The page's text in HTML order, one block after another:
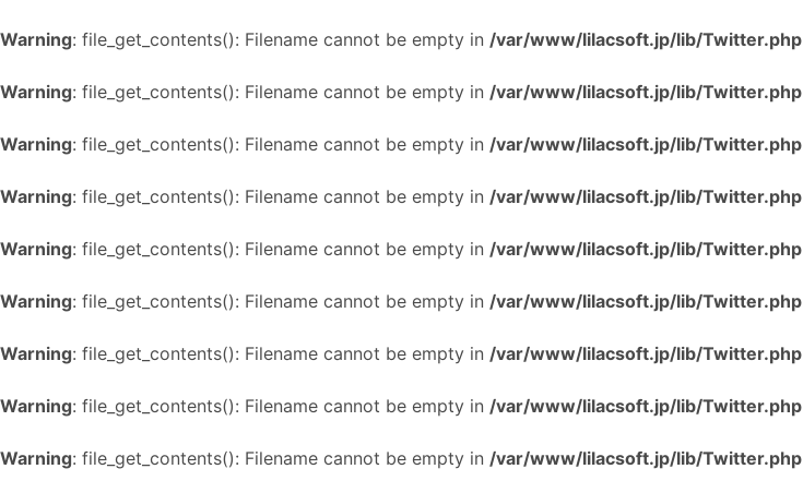
Warning: file_get_contents(): Filename cannot be empty in /var/www/lilacsoft.jp/lib/Twitter.php
Warning: file_get_contents(): Filename cannot be empty in /var/www/lilacsoft.jp/lib/Twitter.php
Warning: file_get_contents(): Filename cannot be empty in /var/www/lilacsoft.jp/lib/Twitter.php
Warning: file_get_contents(): Filename cannot be empty in /var/www/lilacsoft.jp/lib/Twitter.php
Warning: file_get_contents(): Filename cannot be empty in /var/www/lilacsoft.jp/lib/Twitter.php
Warning: file_get_contents(): Filename cannot be empty in /var/www/lilacsoft.jp/lib/Twitter.php
Warning: file_get_contents(): Filename cannot be empty in /var/www/lilacsoft.jp/lib/Twitter.php
Warning: file_get_contents(): Filename cannot be empty in /var/www/lilacsoft.jp/lib/Twitter.php
Warning: file_get_contents(): Filename cannot be empty in /var/www/lilacsoft.jp/lib/Twitter.php